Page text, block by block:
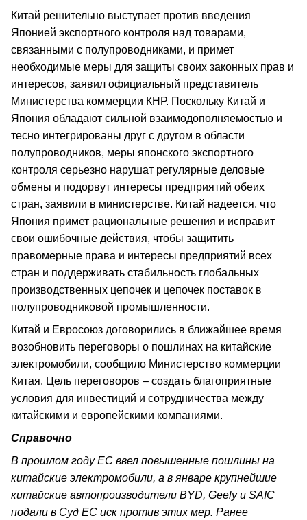
Китай решительно выступает против введения
Японией экспортного контроля над товарами,
связанными с полупроводниками, и примет
необходимые меры для защиты своих законных прав и
интересов, заявил официальный представитель
Министерства коммерции КНР. Поскольку Китай и
Япония обладают сильной взаимодополняемостью и
тесно интегрированы друг с другом в области
полупроводников, меры японского экспортного
контроля серьезно нарушат регулярные деловые
обмены и подорвут интересы предприятий обеих
стран, заявили в министерстве. Китай надеется, что
Япония примет рациональные решения и исправит
свои ошибочные действия, чтобы защитить
правомерные права и интересы предприятий всех
стран и поддерживать стабильность глобальных
производственных цепочек и цепочек поставок в
полупроводниковой промышленности.
Китай и Евросоюз договорились в ближайшее время
возобновить переговоры о пошлинах на китайские
электромобили, сообщило Министерство коммерции
Китая. Цель переговоров – создать благоприятные
условия для инвестиций и сотрудничества между
китайскими и европейскими компаниями.
Справочно
В прошлом году ЕС ввел повышенные пошлины на
китайские электромобили, а в январе крупнейшие
китайские автопроизводители BYD, Geely и SAIC
подали в Суд ЕС иск против этих мер. Ранее